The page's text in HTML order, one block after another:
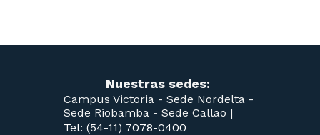
Nuestras sedes:
Campus Victoria - Sede Nordelta -
Sede Riobamba - Sede Callao |
Tel: (54-11) 7078-0400